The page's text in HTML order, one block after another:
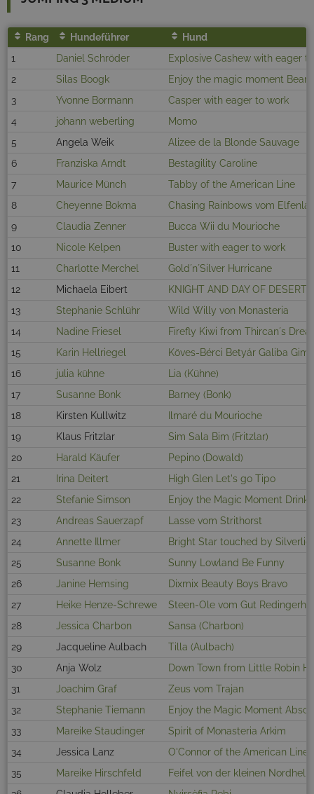
Rang Hundeführer
Hund
1
Daniel Schröder
Explosive Cashew with eager
2
Silas Boogk
Enjoy the magic moment
3
Yvonne Bormann
Casper with eager to work
4
johann weberling
Momo
5
Angela Weik
Alizee de la Blonde Sauvage
6
Franziska Arndt
Bestagility Caroline
7
Maurice Münch
Tabby of the American Line
8
Cheyenne Bokma
Chasing Rainbows vom
9
Claudia Zenner
Bucca Wii du Mourioche
10
Nicole Kelpen
Buster with eager to work
11
Charlotte Merchel
Gold´n´Silver Hurricane
12
Michaela Eibert
KNIGHT AND DAY OF DESERT
13
Stephanie Schlühr
Wild Willy von Monasteria
14
Nadine Friesel
Firefly Kiwi from Thircan´s
15
Karin Hellriegel
Köves-Bérci Betyár Galiba
16
julia kühne
Lia (Kühne)
17
Susanne Bonk
Barney (Bonk)
18
Kirsten Kullwitz
Ilmaré du Mourioche
19
Klaus Fritzlar
Sim Sala Bim (Fritzlar)
20
Harald Käufer
Pepino (Dowald)
21
Irina Deitert
High Glen Let's go Tipo
22
Stefanie Simson
Enjoy the Magic Moment Drink
23
Andreas Sauerzapf
Lasse vom Strithorst
24
Annette Illmer
Bright Star touched by
25
Susanne Bonk
Sunny Lowland Be Funny
26
Janine Hemsing
Dixmix Beauty Boys Bravo
27
Heike Henze-Schrewe
Steen-Ole vom Gut
28
Jessica Charbon
Sansa (Charbon)
29
Jacqueline Aulbach
Tilla (Aulbach)
30
Anja Wolz
Down Town from Little Robin
31
Joachim Graf
Zeus vom Trajan
32
Stephanie Tiemann
Enjoy the Magic Moment
33
Mareike Staudinger
Spirit of Monasteria Arkim
34
Jessica Lanz
O'Connor of the American Line
35
Mareike Hirschfeld
Feifel von der kleinen Nordhelle